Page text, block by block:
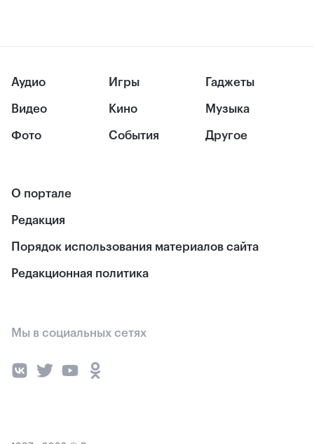
Аудио
Видео
Фото
Игры
Кино
События
Гаджеты
Музыка
Другое
О портале
Редакция
Порядок использования материалов сайта
Редакционная политика
Мы в социальных сетях